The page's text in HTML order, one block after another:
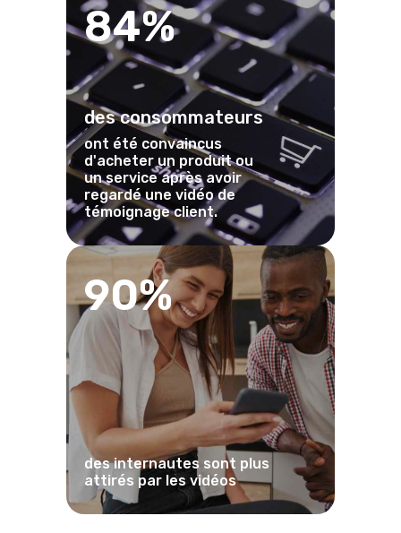
84%
des consommateurs
ont été convaincus
d'acheter un produit ou
un service après avoir
regardé une vidéo de
témoignage client.
90%
des internautes sont plus
attirés par les vidéos